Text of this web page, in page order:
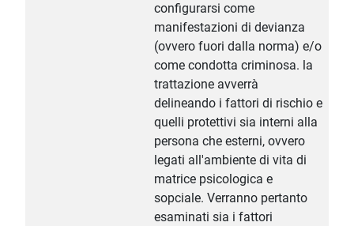
configurarsi come
manifestazioni di devianza
(ovvero fuori dalla norma) e/o
come condotta criminosa. la
trattazione avverrà
delineando i fattori di rischio e
quelli protettivi sia interni alla
persona che esterni, ovvero
legati all'ambiente di vita di
matrice psicologica e
sopciale. Verranno pertanto
esaminati sia i fattori